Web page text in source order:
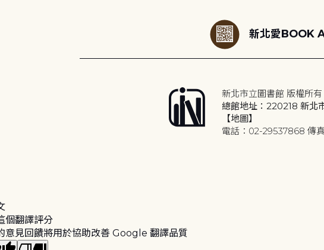
新北愛BOOK
新北市立圖書館 版權所有
總館地址：220218 新北
【地圖】
電話：02-29537868 傳
個翻譯評分
意見回饋將用於協助改善 Google 翻譯品質